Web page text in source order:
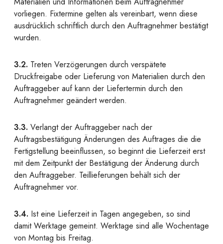
vorliegen. Fixtermine gelten als vereinbart, wenn diese
ausdrücklich schriftlich durch den Auftragnehmer bestätigt
wurden.
3.2. Treten Verzögerungen durch verspätete
Druckfreigabe oder Lieferung von Materialien durch den
Auftraggeber auf kann der Liefertermin durch den
Auftragnehmer geändert werden.
3.3. Verlangt der Auftraggeber nach der
Auftragsbestätigung Änderungen des Auftrages die die
Fertigstellung beeinflussen, so beginnt die Lieferzeit erst
mit dem Zeitpunkt der Bestätigung der Änderung durch
den Auftraggeber. Teillieferungen behält sich der
Auftragnehmer vor.
3.4. Ist eine Lieferzeit in Tagen angegeben, so sind
damit Werktage gemeint. Werktage sind alle Wochentage
von Montag bis Freitag.